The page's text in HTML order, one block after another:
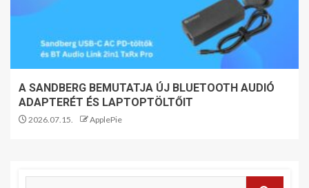
A SANDBERG BEMUTATJA ÚJ BLUETOOTH AUDIÓ
ADAPTERÉT ÉS LAPTOPTÖLTŐIT
2026.07.15. ApplePie